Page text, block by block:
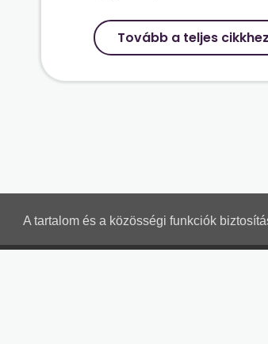
A tartalom és a közösségi funkciók
Tovább a teljes cikkhez